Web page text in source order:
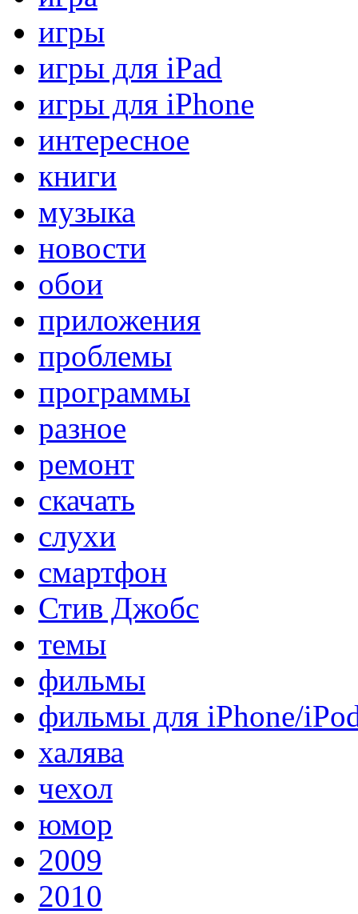
игры
игры для iPad
игры для iPhone
интересное
книги
музыка
новости
обои
приложения
проблемы
программы
разное
ремонт
скачать
слухи
смартфон
Стив Джобс
темы
фильмы
фильмы для iPhone/
халява
чехол
юмор
2009
2010